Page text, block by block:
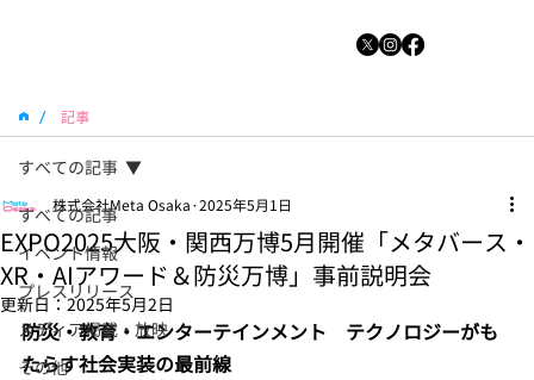
/ 記事
すべての記事
イベント情報
プレスリリース
メディア掲載・放映
その他
すべての記事
EXPO2025大阪・関西万博5月開催「メタバース・
XR・AIアワード＆防災万博」事前説明会
株式会社Meta Osaka 2025年5月1日
更新日：2025年5月2日
防災・教育・エンターテインメント　テクノロジーがも
たらす社会実装の最前線